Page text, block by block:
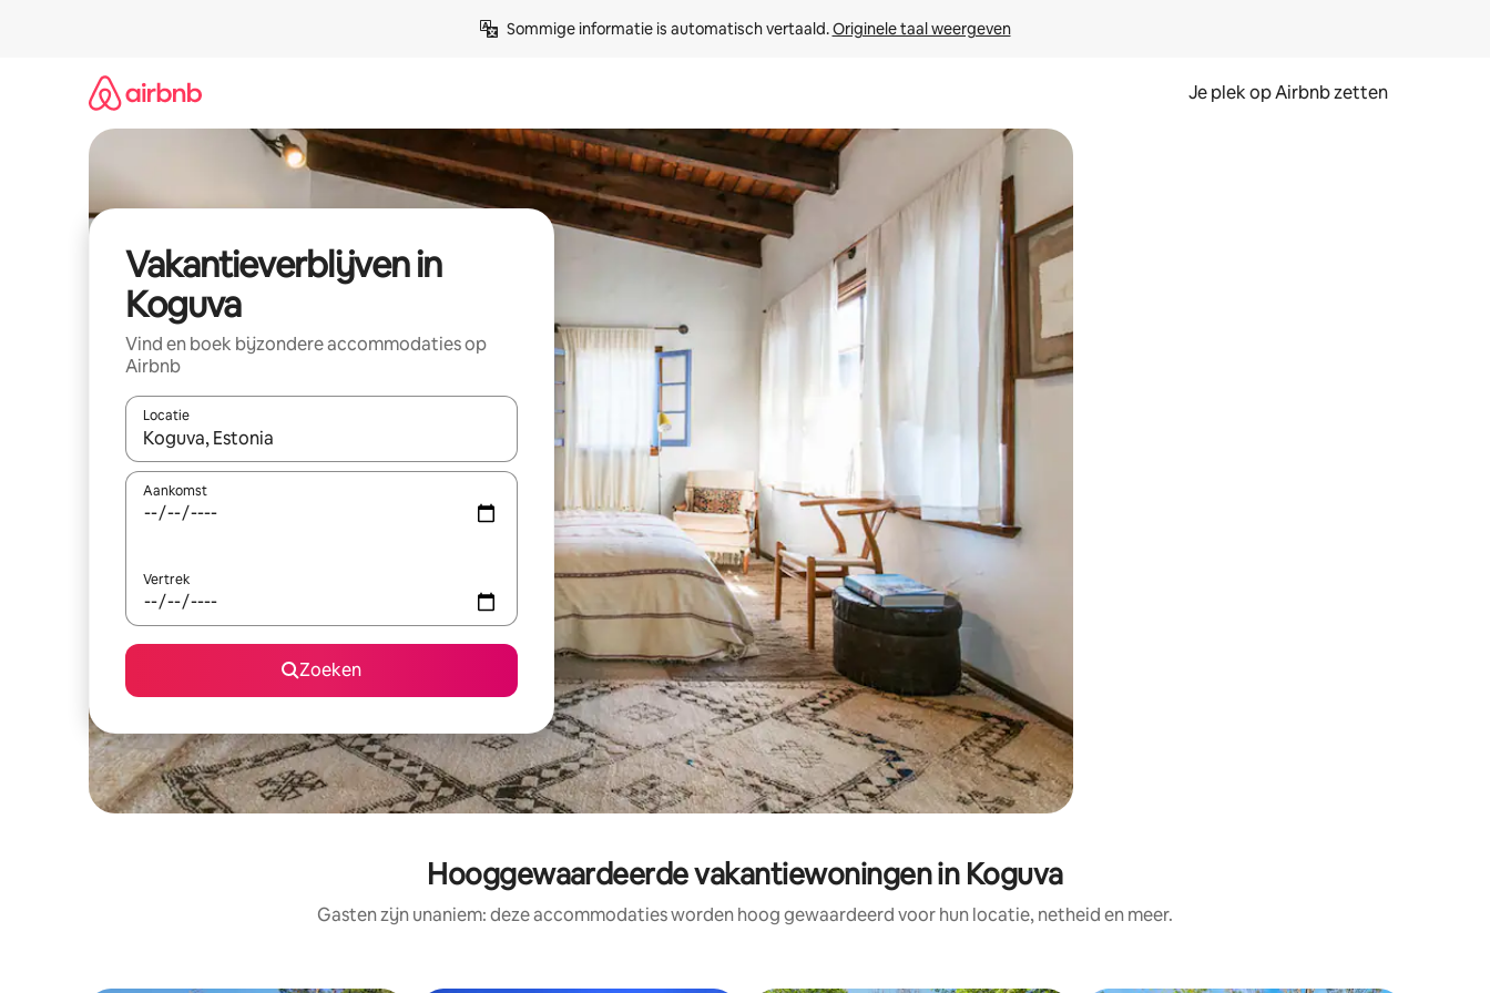
Sommige informatie is automatisch vertaald. Originele taal weergeven
Je plek op Airbnb zetten
Vakantieverblijven in
Koguva
Vind en boek bijzondere accommodaties op
Airbnb
Locatie
Wanneer er resultaten beschikbaar zijn, maak je een keuze met je de pijltjestoetsen omhoog en omlaag, óf door te tikken of swipen.
Aankomst
Vertrek
Zoeken
Hooggewaardeerde vakantiewoningen in Koguva
Gasten zijn unaniem: deze accommodaties worden hoog gewaardeerd voor hun locatie, netheid en meer.